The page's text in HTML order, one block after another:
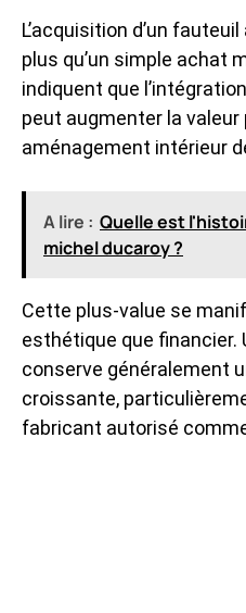
L’acquisition d’un
plus qu’un simple achat
indiquent que
peut augmenter la valeur
aménagement intérieur
A lire : Quelle est
michel ducaroy ?
Cette plus-value se
esthétique que
conserve généralement
croissante,
fabricant autorisé